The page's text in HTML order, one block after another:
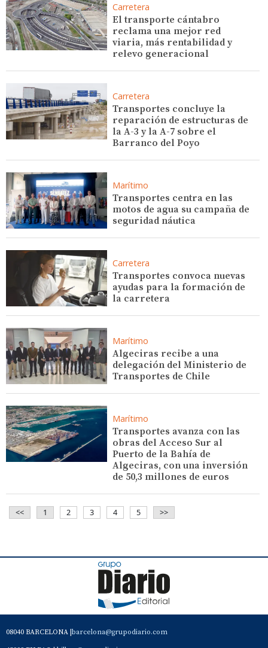
Carretera
El transporte cántabro
reclama una mejor red
viaria, más rentabilidad y
relevo generacional
Carretera
Transportes concluye la
reparación de estructuras de
la A-3 y la A-7 sobre el
Barranco del Poyo
Marítimo
Transportes centra en las
motos de agua su campaña de
seguridad náutica
Carretera
Transportes convoca nuevas
ayudas para la formación de
la carretera
Marítimo
Algeciras recibe a una
delegación del Ministerio de
Transportes de Chile
Marítimo
Transportes avanza con las
obras del Acceso Sur al
Puerto de la Bahía de
Algeciras, con una inversión
de 50,3 millones de euros
<< 1 2 3 4 5 >>
08040 BARCELONA | barcelona@grupodiario.com